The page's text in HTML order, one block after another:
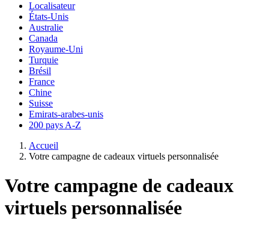
Localisateur
États-Unis
Australie
Canada
Royaume-Uni
Turquie
Brésil
France
Chine
Suisse
Emirats-arabes-unis
200 pays A-Z
Accueil
Votre campagne de cadeaux virtuels personnalisée
Votre campagne de cadeaux
virtuels personnalisée